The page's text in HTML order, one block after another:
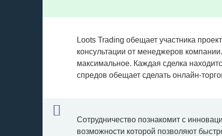
Loots Trading обещает участника
консультации от менеджеров
максимальное. Каждая сделка
спредов обещает сделать онлайн-
Сотрудничество познакомит с
возможности которой позволяют